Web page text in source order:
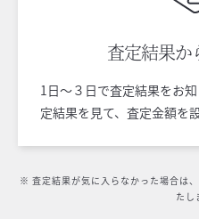
査定結果か
1日〜３日で査定結果をお
定結果を見て、査定金額を
※ 査定結果が気に入らなかった場合は
たし